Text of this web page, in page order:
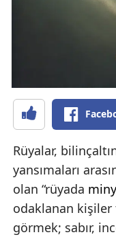
Rüyalar,
yansımaları
olan “rüyada
odaklanan kişiler
görmek; sabır,